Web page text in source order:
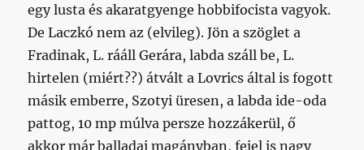
egy lusta és akaratgyenge hobbifocista vagyok.
De Laczkó nem az (elvileg). Jön a szöglet a
Fradinak, L. rááll Gerára, labda száll be, L.
hirtelen (miért??) átvált a Lovrics által is fogott
másik emberre, Szotyi üresen, a labda ide-oda
pattog, 10 mp múlva persze hozzákerül, ő
akkor már balladai magányban, fejel is nagy